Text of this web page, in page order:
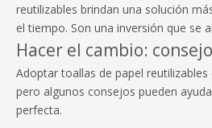
reutilizables brindan una solución
el tiempo. Son una inversión que se
Hacer el cambio:
Adoptar toallas de papel
pero algunos consejos pueden
perfecta.